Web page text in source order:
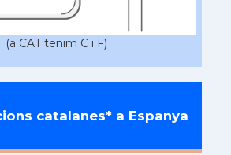
(a CAT tenim C i F)
catalanes* a Espanya